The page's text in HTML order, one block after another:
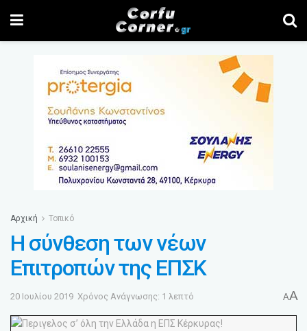
Αρχική Τοπικό
Η σύνθεση των νέων
Επιτροπών της ΕΠΣΚ
20 Ιουλίου 2019 Χρόνος Ανάγνωσης: 1 λεπτό AA